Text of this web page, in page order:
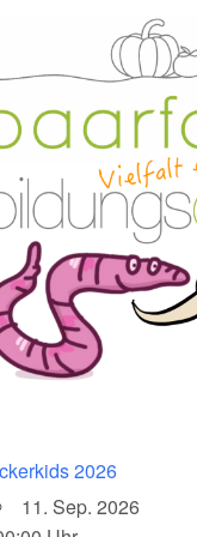
2026
11. Sep. 2026